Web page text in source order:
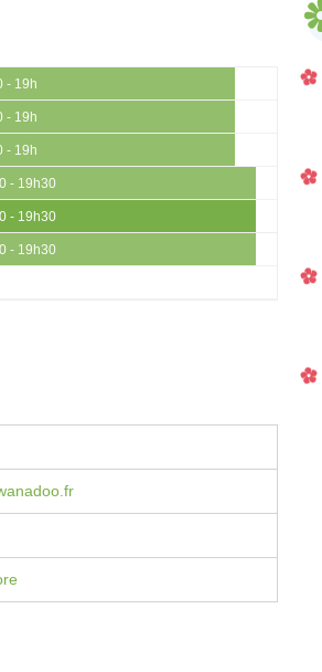
- 19h
- 19h
- 19h
- 19h30
- 19h30
- 19h30